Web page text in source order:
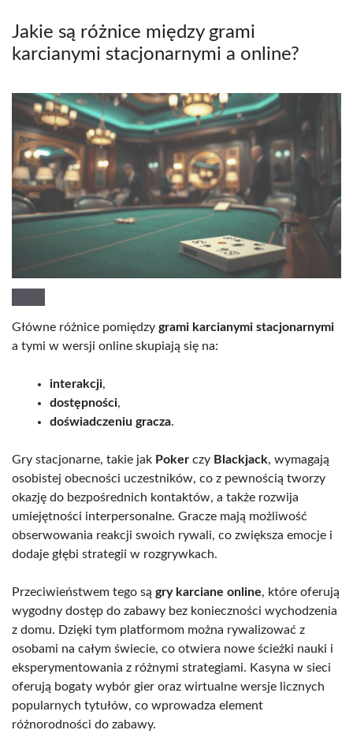
Jakie są różnice między grami
karcianymi stacjonarnymi a online?
Główne różnice pomiędzy grami karcianymi stacjonarnymi
a tymi w wersji online skupiają się na:
interakcji,
dostępności,
doświadczeniu gracza.
Gry stacjonarne, takie jak Poker czy Blackjack, wymagają
osobistej obecności uczestników, co z pewnością tworzy
okazję do bezpośrednich kontaktów, a także rozwija
umiejętności interpersonalne. Gracze mają możliwość
obserwowania reakcji swoich rywali, co zwiększa emocje i
dodaje głębi strategii w rozgrywkach.
Przeciwieństwem tego są gry karciane online, które oferują
wygodny dostęp do zabawy bez konieczności wychodzenia
z domu. Dzięki tym platformom można rywalizować z
osobami na całym świecie, co otwiera nowe ścieżki nauki i
eksperymentowania z różnymi strategiami. Kasyna w sieci
oferują bogaty wybór gier oraz wirtualne wersje licznych
popularnych tytułów, co wprowadza element
różnorodności do zabawy.